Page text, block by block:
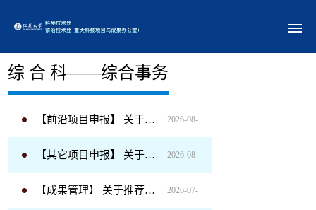
部门概况
综 合 科——综合事务
【前沿项目申报】 关于做好2026年“慧眼行动”创新成果申报工作的通知 2026-08-
07
【其它项目申报】 关于做好省级现代农业关键技术集成推广项目申报工作的通知 2026-08-
01
【成果管理】 关于推荐选手参加江苏省第九届科普讲解大赛的通知 2026-07-